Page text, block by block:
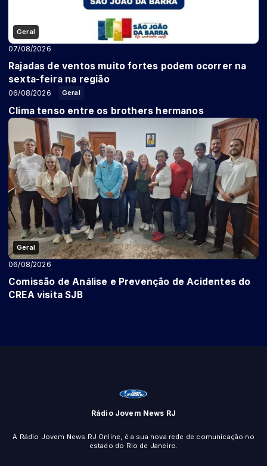
Geral
07/08/2026
Rajadas de ventos muito fortes podem ocorrer na
sexta-feira na região
Geral
06/08/2026
Clima tenso entre os brothers hermanos
Geral
06/08/2026
Comissão de Análise e Prevenção de Acidentes do
CREA visita SJB
Rádio Jovem News RJ
A Rádio Jovem News RJ Online, é a sua nova rede de comunicação no
estado do Rio de Janeiro.